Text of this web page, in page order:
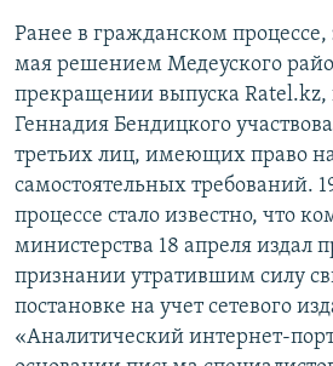
Ранее в гражданском
мая решением Медеуского
прекращении выпуска Ratel.kz,
Геннадия Бендицкого
третьих лиц, имеющих право
самостоятельных требований.
процессе стало известно, что
министерства 18 апреля издал
признании утратившим силу
постановке на учет сетевого
«Аналитический интернет-